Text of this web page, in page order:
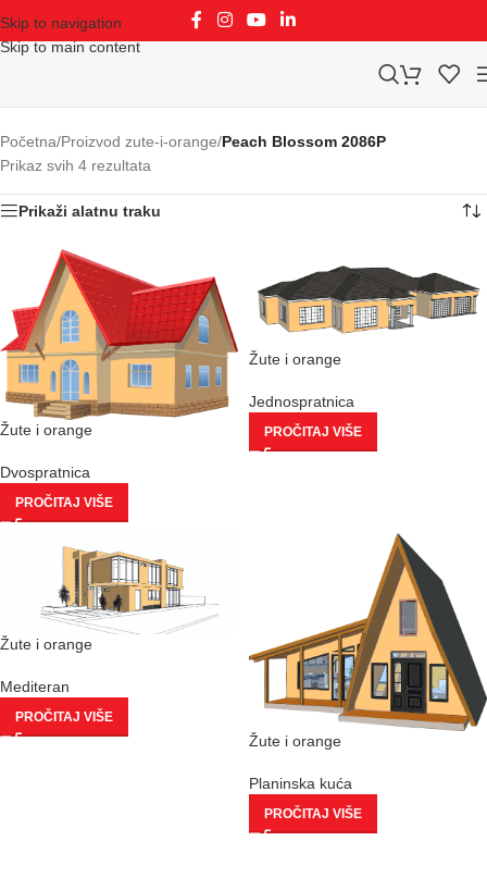
Skip to navigation
Skip to main content
Početna/Proizvod zute-i-orange/Peach Blossom 2086P
Prikaz svih 4 rezultata
Prikaži alatnu traku
Žute i orange
Dvospratnica
PROČITAJ VIŠE
Žute i orange
Jednospratnica
PROČITAJ VIŠE
Žute i orange
Mediteran
PROČITAJ VIŠE
Žute i orange
Planinska kuća
PROČITAJ VIŠE